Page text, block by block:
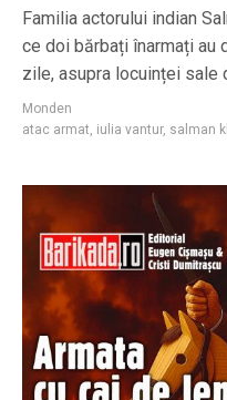
Familia actorului indian
ce doi bărbați înarmați au
zile, asupra locuinței sale
Monden
atac armat, iulia vantur, salman